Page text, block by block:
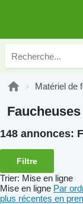
Matériel de
148 annonces:
Filtre
Trier: Mise en ligne
Mise en ligne Par
plus récentes en